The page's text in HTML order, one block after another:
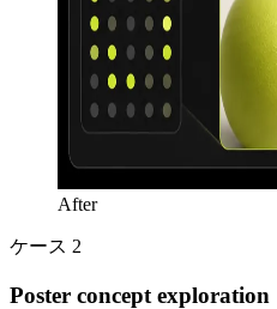
After
ケース 2
Poster concept exploration